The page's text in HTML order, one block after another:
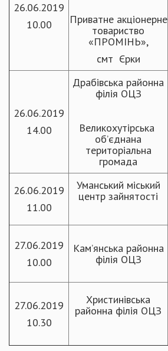
26.06.2019
10.00
Приватне акціонерне
товариство
«ПРОМІНЬ»,
смт Єрки
26.06.2019
14.00
Драбівська районна
філія ОЦЗ
Великохутірська
об’єднана
територіальна
громада
26.06.2019
11.00
Уманський міський
центр зайнятості
27.06.2019
10.00
Кам’янська районна
філія ОЦЗ
27.06.2019
10.30
Христинівська
районна філія ОЦЗ